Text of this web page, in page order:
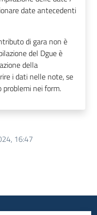
date antecedenti
di gara non è
del Dgue è
della
i dati nelle note, se
problemi nei form.
16:47